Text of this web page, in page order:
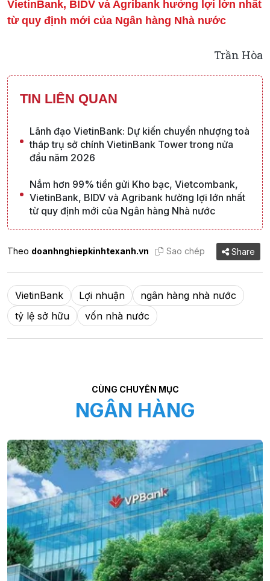
VietinBank, BIDV và Agribank hưởng lợi lớn nhất
từ quy định mới của Ngân hàng Nhà nước
Trần Hòa
TIN LIÊN QUAN
Lãnh đạo VietinBank: Dự kiến chuyển nhượng toà
tháp trụ sở chính VietinBank Tower trong nửa
đầu năm 2026
Nắm hơn 99% tiền gửi Kho bạc, Vietcombank,
VietinBank, BIDV và Agribank hưởng lợi lớn nhất
từ quy định mới của Ngân hàng Nhà nước
Theo doanhnghiepkinhtexanh.vn Sao chép Share
VietinBank Lợi nhuận
ngân hàng nhà nước
tỷ lệ sở hữu
vốn nhà nước
CÙNG CHUYÊN MỤC
NGÂN HÀNG